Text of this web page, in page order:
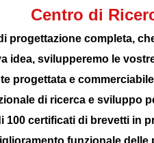
Centro di
progettazione completa,
idea, svilupperemo le
progettata e
di ricerca e sviluppo
100 certificati di brevetti in
funzionale